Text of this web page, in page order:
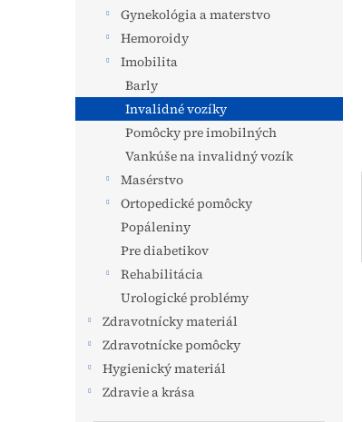
Gynekológia a materstvo
Hemoroidy
Imobilita
Barly
Invalidné vozíky
Pomôcky pre imobilných
Vankúše na invalidný vozík
Masérstvo
Ortopedické pomôcky
Popáleniny
Pre diabetikov
Rehabilitácia
Urologické problémy
Zdravotnícky materiál
Zdravotnícke pomôcky
Hygienický materiál
Zdravie a krása